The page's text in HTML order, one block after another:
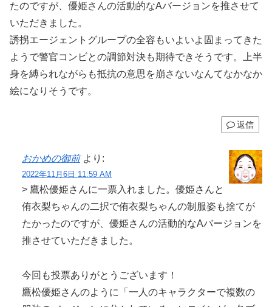
たのですが、優姫さんの活動的なAバージョンを推させて
いただきました。
誘拐エージェントグループの全容もいよいよ固まってきた
ようで警官コンビとの調節対決も期待できそうです。上半
身を縛られながらも抵抗の意思を崩さないなんてなかなか
絵になりそうです。
返信
おかめの御前 より:
2022年11月6日 11:59 AM
> 鷹松優姫さんに一票入れました。優姫さんと
侑衣梨ちゃんの二択で侑衣梨ちゃんの制服姿も捨てが
たかったのですが、優姫さんの活動的なAバージョンを
推させていただきました。
今回も投票ありがとうございます！
鷹松優姫さんのように「一人のキャラクターで複数の